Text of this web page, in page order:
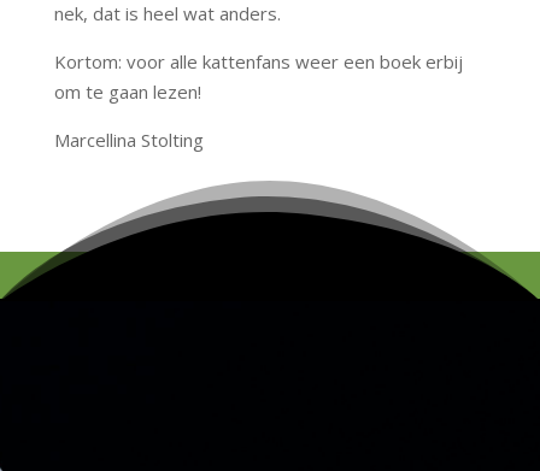
nek, dat is heel wat anders.
Kortom: voor alle kattenfans weer een boek erbij
om te gaan lezen!
Marcellina Stolting